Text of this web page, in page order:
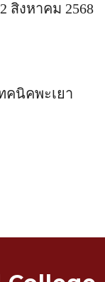
สิงหาคม 2568
คนิคพะเยา